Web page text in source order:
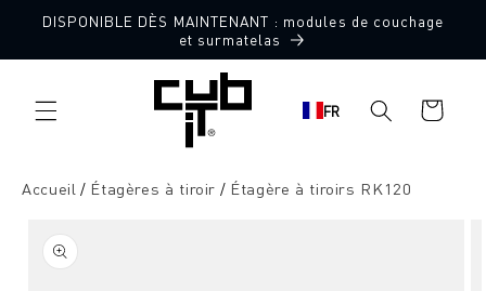
directement
DISPONIBLE DÈS MAINTENANT : modules de couchage
et surmatelas
FR
Panier
d'achat
Accueil Étagères à tiroir Étagère à tiroirs RK120
sur le
produit